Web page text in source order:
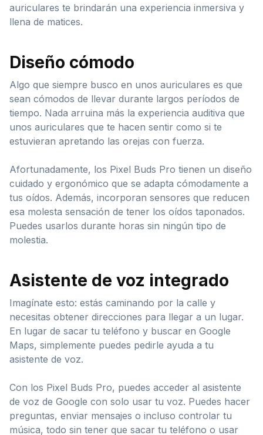
auriculares te brindarán una experiencia inmersiva y
llena de matices.
Diseño cómodo
Algo que siempre busco en unos auriculares es que
sean cómodos de llevar durante largos períodos de
tiempo. Nada arruina más la experiencia auditiva que
unos auriculares que te hacen sentir como si te
estuvieran apretando las orejas con fuerza.
Afortunadamente, los Pixel Buds Pro tienen un diseño
cuidado y ergonómico que se adapta cómodamente a
tus oídos. Además, incorporan sensores que reducen
esa molesta sensación de tener los oídos taponados.
Puedes usarlos durante horas sin ningún tipo de
molestia.
Asistente de voz integrado
Imagínate esto: estás caminando por la calle y
necesitas obtener direcciones para llegar a un lugar.
En lugar de sacar tu teléfono y buscar en Google
Maps, simplemente puedes pedirle ayuda a tu
asistente de voz.
Con los Pixel Buds Pro, puedes acceder al asistente
de voz de Google con solo usar tu voz. Puedes hacer
preguntas, enviar mensajes o incluso controlar tu
música, todo sin tener que sacar tu teléfono o usar